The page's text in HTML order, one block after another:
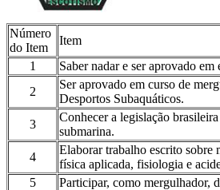
Número
do Item
Item
1
Saber nadar e ser aprovado
2
Ser aprovado em curso de
Desportos Subaquáticos.
3
Conhecer a legislação
submarina.
4
Elaborar trabalho escrito sobre
física aplicada, fisiologia e
5
Participar, como mergulhador,